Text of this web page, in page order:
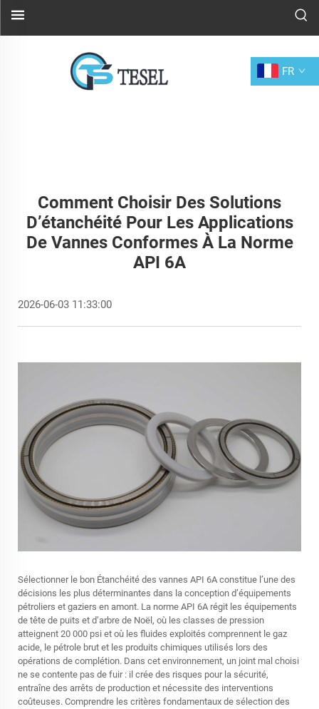
FR
Comment Choisir Des Solutions
D’étanchéité Pour Les Applications
De Vannes Conformes À La Norme
API 6A
2026-06-03 11:33:00
Sélectionner le bon Étanchéité des vannes API 6A constitue l’une des
décisions les plus déterminantes dans la conception d’équipements
pétroliers et gaziers en amont. La norme API 6A régit les équipements
de tête de puits et d’arbre de Noël, où les classes de pression
atteignent 20 000 psi et où les fluides exploités comprennent le gaz
acide, le pétrole brut et les produits chimiques utilisés lors des
opérations de complétion. Dans cet environnement, un joint mal choisi
ne se contente pas de fuir : il crée des risques pour la sécurité,
entraîne des arrêts de production et nécessite des interventions
coûteuses. Comprendre les critères fondamentaux de sélection des